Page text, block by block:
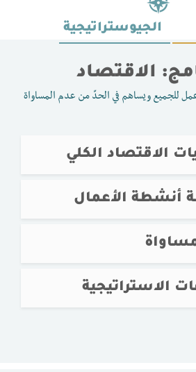
الجيوستراتيجية
الاقتصاد
للجميع ويساهم في الحدّ من عدم المساواة
الاقتصاد الكلي
أنشطة الأعمال
الاستراتيجية